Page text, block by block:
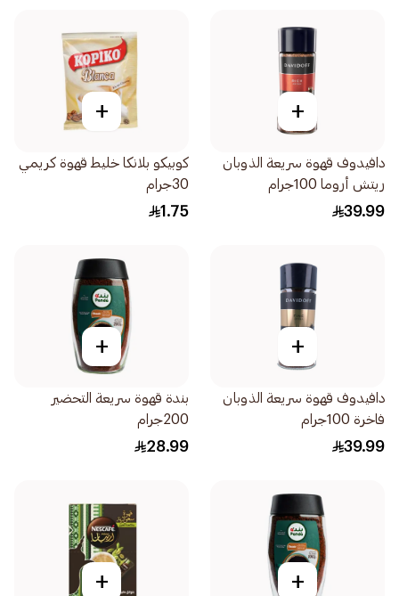
+
دافيدوف قهوة سريعة الذوبان
ريتش أروما 100جرام
39.99
+
كوبيكو بلانكا خليط قهوة كريمي
30جرام
1.75
+
دافيدوف قهوة سريعة الذوبان
فاخرة 100جرام
39.99
+
بندة قهوة سريعة التحضير
200جرام
28.99
+
+